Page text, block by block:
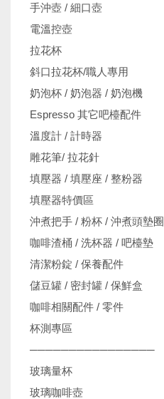
手沖壺 / 細口壺
電溫控壺
拉花杯
斜口拉花杯/職人專用
奶泡杯 / 奶泡器 / 奶泡機
Espresso 其它吧檯配件
溫度計 / 計時器
雕花筆/ 拉花針
填壓器 / 填壓座 / 整粉器
填壓器特價區
沖煮把手 / 粉杯 / 沖煮頭墊圈
咖啡渣桶 / 洗杯器 / 吧檯墊
清潔粉錠 / 保養配件
儲豆罐 / 密封罐 / 保鮮盒
咖啡相關配件 / 零件
杯測專區
────────────────
玻璃量杯
玻璃咖啡壺